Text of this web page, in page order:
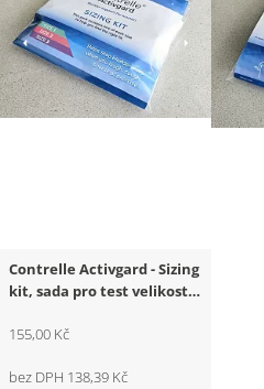
Contrelle Activgard - Sizing
kit, sada pro test velikosti -
155,00 Kč
bez DPH 138,39 Kč